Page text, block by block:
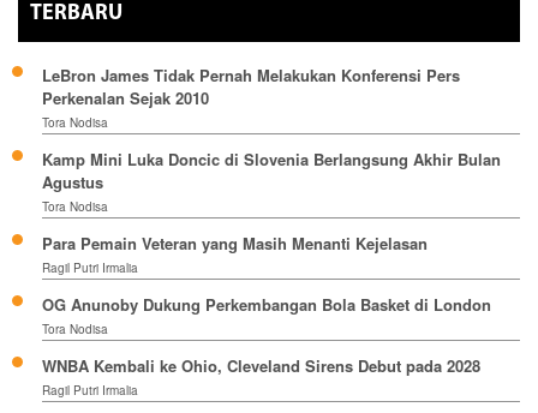
TERBARU
LeBron James Tidak Pernah Melakukan Konferensi Pers
Perkenalan Sejak 2010
Tora Nodisa
Kamp Mini Luka Doncic di Slovenia Berlangsung Akhir Bulan
Agustus
Tora Nodisa
Para Pemain Veteran yang Masih Menanti Kejelasan
Ragil Putri Irmalia
OG Anunoby Dukung Perkembangan Bola Basket di London
Tora Nodisa
WNBA Kembali ke Ohio, Cleveland Sirens Debut pada 2028
Ragil Putri Irmalia